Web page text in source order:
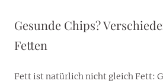
Gesunde Chips?
Fetten
Fett ist natürlich nicht gleich Fett: